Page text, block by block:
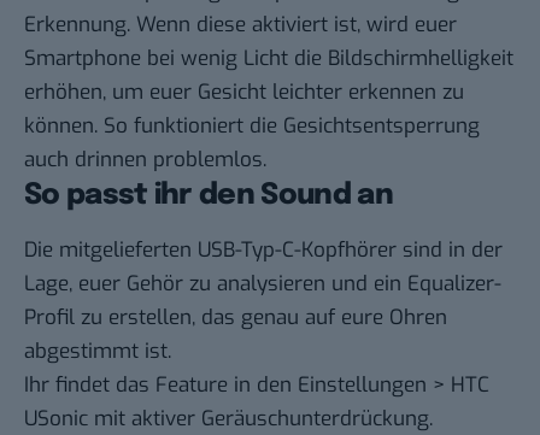
Erkennung. Wenn diese aktiviert ist, wird euer
Smartphone bei wenig Licht die Bildschirmhelligkeit
erhöhen, um euer Gesicht leichter erkennen zu
können. So funktioniert die Gesichtsentsperrung
auch drinnen problemlos.
So passt ihr den Sound an
Die mitgelieferten USB-Typ-C-Kopfhörer sind in der
Lage, euer Gehör zu analysieren und ein Equalizer-
Profil zu erstellen, das genau auf eure Ohren
abgestimmt ist.
Ihr findet das Feature in den Einstellungen > HTC
USonic mit aktiver Geräuschunterdrückung.